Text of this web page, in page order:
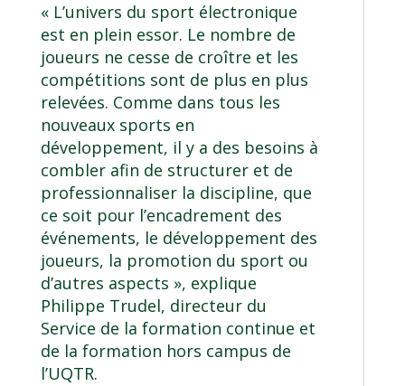
« L’univers du sport électronique
est en plein essor. Le nombre de
joueurs ne cesse de croître et les
compétitions sont de plus en plus
relevées. Comme dans tous les
nouveaux sports en
développement, il y a des besoins à
combler afin de structurer et de
professionnaliser la discipline, que
ce soit pour l’encadrement des
événements, le développement des
joueurs, la promotion du sport ou
d’autres aspects », explique
Philippe Trudel, directeur du
Service de la formation continue et
de la formation hors campus de
l’UQTR.